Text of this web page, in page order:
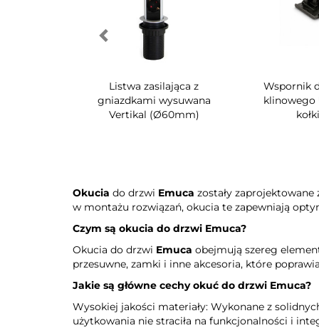
Wspornik do zaczepu
klinowego UniClip
Wkręt do
klinowego
Okucia do drzwi Emuca zostały
w montażu rozwiązań, okucia te zapewniają
Czym są okucia do drzwi Emuca?
Okucia do drzwi Emuca obejmują szereg
przesuwne, zamki i inne akcesoria, które
Jakie są główne cechyokuć do drzwi Emuca?
Wysokiej jakości materiały: Wykonane z
użytkowania nie straciła na funkcjonalności i